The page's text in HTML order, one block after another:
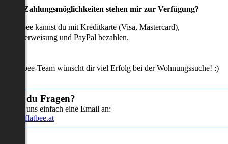
Zahlungsmöglichkeiten stehen mir zur Verfügung?
Flatbee kannst du mit Kreditkarte (Visa, Mastercard),
und PayPal bezahlen.
Flatbee-Team wünscht dir viel Erfolg bei der Wohnungssuche! :)
Hast du Fragen?
Sende uns einfach eine Email an:
info@flatbee.at